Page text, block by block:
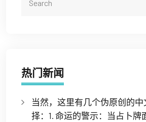
热门新闻
当然，这里有几个伪原创的
择：1. 命运的警示：当占卜牌